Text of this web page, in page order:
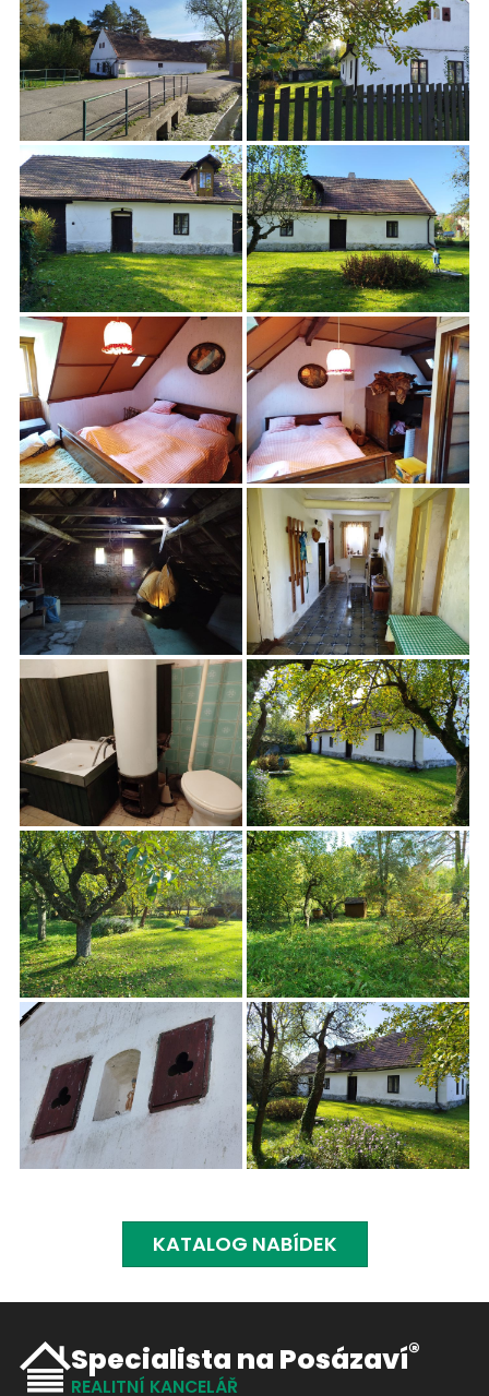
KATALOG NABÍDEK
Specialista na Posázaví®
REALITNÍ KANCELÁŘ